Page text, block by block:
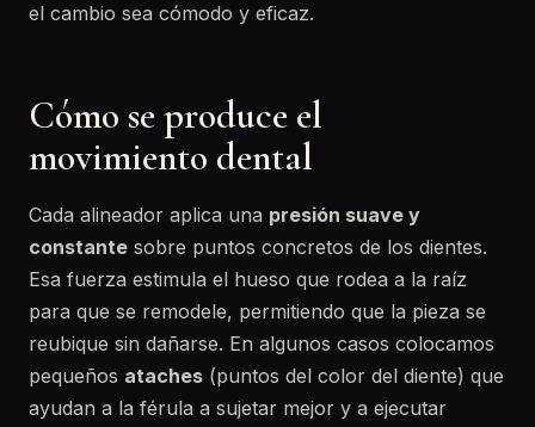
el cambio sea cómodo y eficaz.
Cómo se produce el
movimiento dental
Cada alineador aplica una presión suave y
constante sobre puntos concretos de los dientes.
Esa fuerza estimula el hueso que rodea a la raíz
para que se remodele, permitiendo que la pieza se
reubique sin dañarse. En algunos casos colocamos
pequeños ataches (puntos del color del diente) que
ayudan a la férula a sujetar mejor y a ejecutar